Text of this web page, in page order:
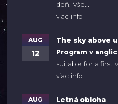
deň. Vše...
viac info
AUG
12
The sky above
Program v
suitable for a first v...
viac info
AUG
Letná obloha